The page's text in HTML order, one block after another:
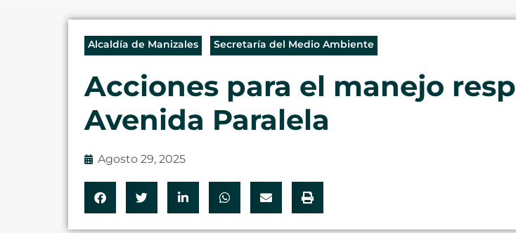
Alcaldía de Manizales Secretaría del Medio Ambiente
Acciones para el manejo
Avenida Paralela
Agosto 29, 2025